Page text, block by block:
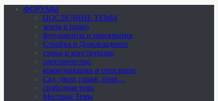
ФОРУМЫ
ПОСЛЕДНИЕ ТЕМЫ
земля и право
фундаменты и перекрытия
Стройка и Домовладение
стены и конструкции
электричество
коммуникации и отопление
Cад, двор, гараж, баня…
свободная тема
Местные Темы